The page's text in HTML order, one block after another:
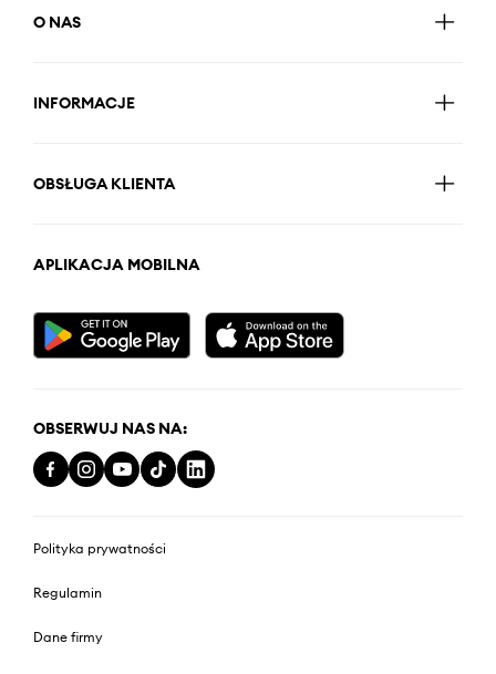
O NAS
INFORMACJE
OBSŁUGA KLIENTA
APLIKACJA MOBILNA
OBSERWUJ NAS NA:
Polityka prywatności
Regulamin
Dane firmy